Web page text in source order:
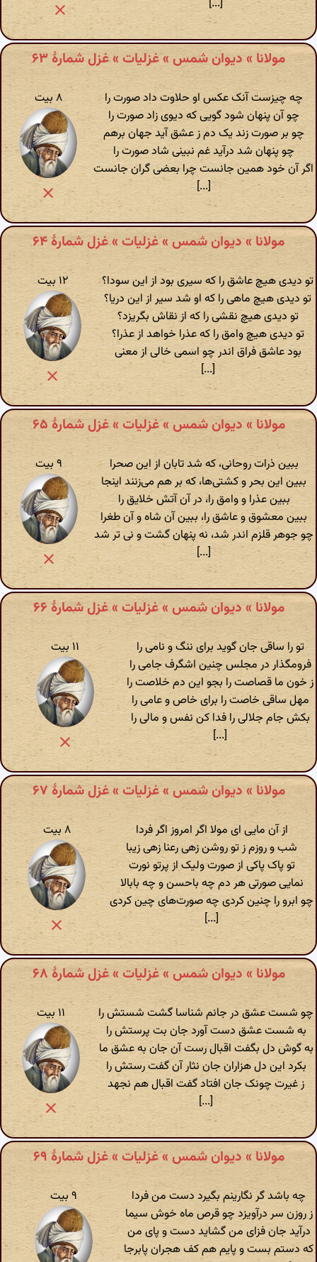
[...]
مولانا » دیوان شمس » غزلیات » غزل شمارهٔ ۶۳
چه چیزست آنک عکس او حلاوت داد صورت را
چو آن پنهان شود گویی که دیوی زاد صورت را
چو بر صورت زند یک دم ز عشق آید جهان برهم
چو پنهان شد درآید غم نبینی شاد صورت را
اگر آن خود همین جانست چرا بعضی گران جانست
[...]
۸ بیت
مولانا » دیوان شمس » غزلیات » غزل شمارهٔ ۶۴
تو دیدی هیچ عاشق را که سیری بود از این سودا؟
تو دیدی هیچ ماهی را که او شد سیر از این دریا؟
تو دیدی هیچ نقشی را که از نقاش بگریزد؟
تو دیدی هیچ وامق را که عذرا خواهد از عذرا؟
بود عاشق فراق اندر چو اسمی خالی از معنی
[...]
۱۲ بیت
مولانا » دیوان شمس » غزلیات » غزل شمارهٔ ۶۵
ببین ذرات روحانی، که شد تابان از این صحرا
ببین این بحر و کشتی‌ها، که بر هم می‌زنند اینجا
ببین عذرا و وامق را، در آن آتش خلایق را
ببین معشوق و عاشق را، ببین آن شاه و آن طغرا
چو جوهر قلزم اندر شد‌، نه پنهان گشت و نی تر شد
[...]
۹ بیت
مولانا » دیوان شمس » غزلیات » غزل شمارهٔ ۶۶
تو را ساقی جان گوید برای ننگ و نامی را
فرومگذار در مجلس چنین اشگرف جامی را
ز خون ما قصاصت را بجو این دم خلاصت را
مهل ساقی خاصت را برای خاص و عامی را
بکش جام جلالی را فدا کن نفس و مالی را
[...]
۱۱ بیت
مولانا » دیوان شمس » غزلیات » غزل شمارهٔ ۶۷
از آن مایی ای مولا اگر امروز اگر فردا
شب و روزم ز تو روشن زهی رعنا زهی زیبا
تو پاک پاکی از صورت ولیک از پرتو نورت
نمایی صورتی هر دم چه باحسن و چه بابالا
چو ابرو را چنین کردی چه صورت‌های چین کردی
[...]
۸ بیت
مولانا » دیوان شمس » غزلیات » غزل شمارهٔ ۶۸
چو شست عشق در جانم شناسا گشت شستش را
به شست عشق دست آورد جان بت پرستش را
به گوش دل بگفت اقبال رست آن جان به عشق ما
بکرد این دل هزاران جان نثار آن گفت رستش را
ز غیرت چونک جان افتاد گفت اقبال هم نجهد
[...]
۱۱ بیت
مولانا » دیوان شمس » غزلیات » غزل شمارهٔ ۶۹
چه باشد گر نگارینم بگیرد دست من فردا
ز روزن سر درآویزد چو قرص ماه خوش سیما
درآید جان فزای من گشاید دست و پای من
که دستم بست و پایم هم کف هجران پابرجا
۹ بیت